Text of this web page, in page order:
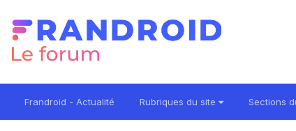
Frandroid - Actualité Rubriques du site Sections